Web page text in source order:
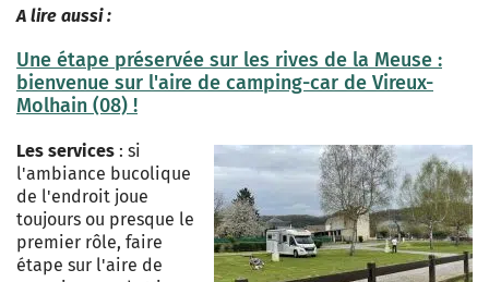
A lire aussi :
Une étape préservée sur les rives de la Meuse :
bienvenue sur l'aire de camping-car de Vireux-
Molhain (08) !
Les services : si
l'ambiance bucolique
de l'endroit joue
toujours ou presque le
premier rôle, faire
étape sur l'aire de